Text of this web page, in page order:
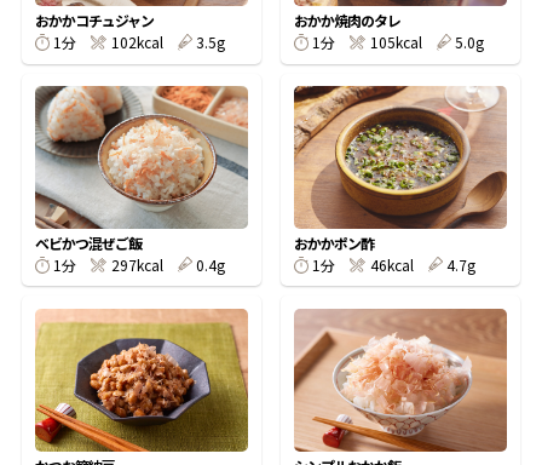
旨さ、別格。だし屋の鍋 韓福善シリーズ
サッと鍋® 楽チン鍋®
おいしいレシピを商品から探す
かつお節レシピ
めんつゆレシピ
割烹白だしレシピ
レシピ特設サイト
かつお節・だしを楽しむ
だしコミュ
採用情報
- ジョブリターン制
Global
おかかコチュジャン
1分
102kcal 3.5g
おかか焼肉のタレ
1分
105kcal 5.0g
ベビかつ混ぜご飯
1分
297kcal 0.4g
おかかポン酢
1分
46kcal 4.7g